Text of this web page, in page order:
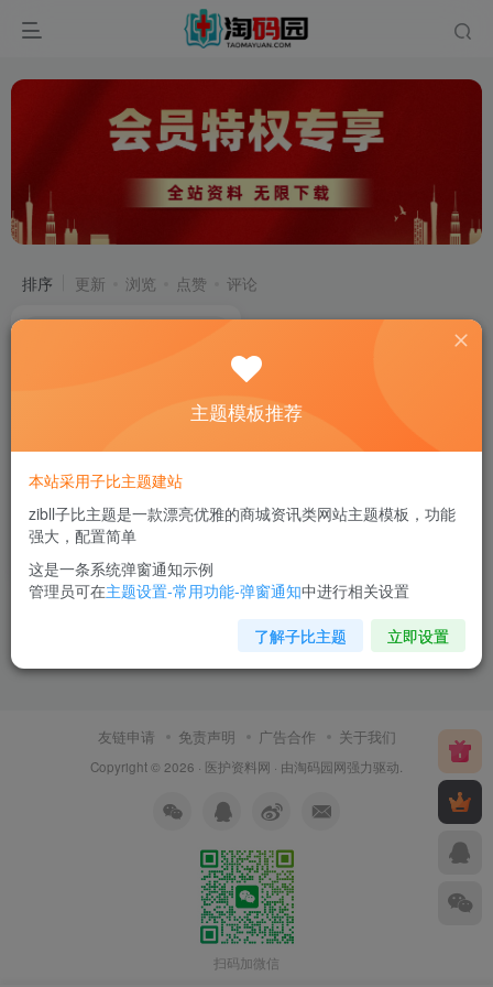
排序 更新 浏览 点赞 评论
世界，您好！
未分类
6天前
友链申请 免责声明 广告合作 关于我们
Copyright © 2026 · 医护资料网 · 由淘码园网强力驱动.
扫码加微信
主题模板推荐
本站采用子比主题建站
zibll子比主题是一款漂亮优雅的商城资讯类网站主题模板，功能
强大，配置简单
这是一条系统弹窗通知示例
管理员可在主题设置-常用功能-弹窗通知中进行相关设置
了解子比主题 立即设置